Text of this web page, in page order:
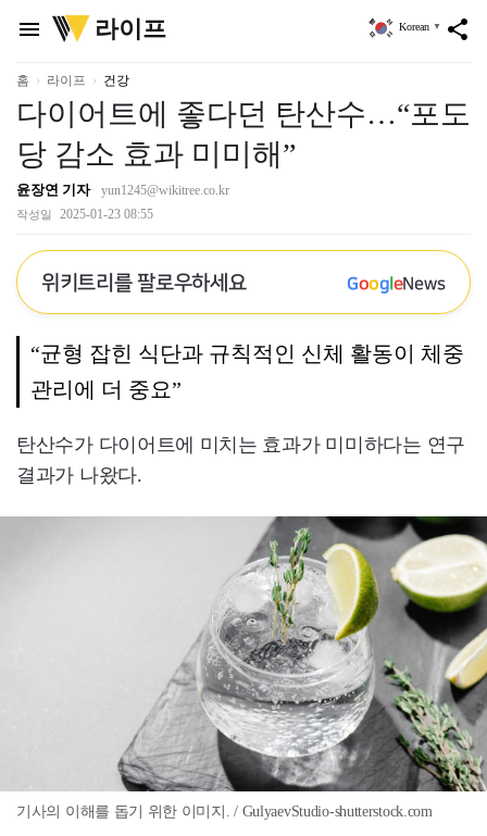
menu
위
키
리
라이프 share
Korean ▼
홈 라이프 건강
다이어트에 좋다던 탄산수…“포도
당 감소 효과 미미해”
윤장연 기자 yun1245@wikitree.co.kr
작성일 2025-01-23 08:55
위키트리를 팔로우하세요 GoogleNews
“균형 잡힌 식단과 규칙적인 신체 활동이 체중
관리에 더 중요”
탄산수가 다이어트에 미치는 효과가 미미하다는 연구
결과가 나왔다.
기사의 이해를 돕기 위한 이미지. / GulyaevStudio-shutterstock.com